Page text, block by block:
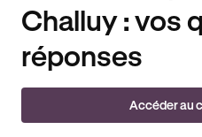
Challuy : vos
réponses
Accéder au